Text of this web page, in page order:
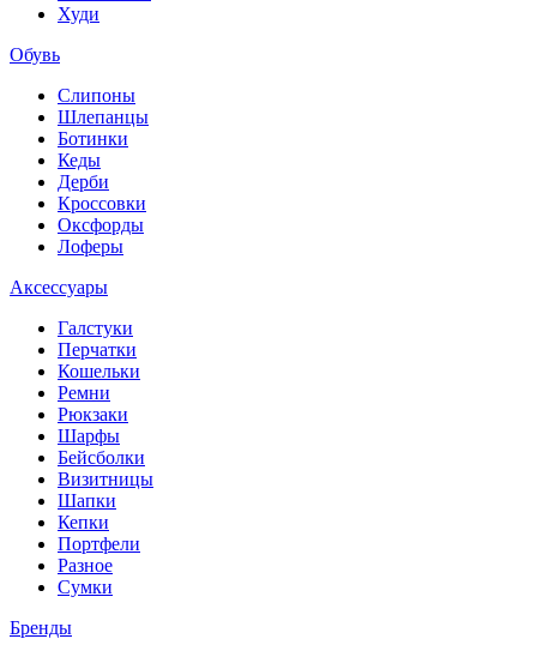
Худи
Обувь
Слипоны
Шлепанцы
Ботинки
Кеды
Дерби
Кроссовки
Оксфорды
Лоферы
Аксессуары
Галстуки
Перчатки
Кошельки
Ремни
Рюкзаки
Шарфы
Бейсболки
Визитницы
Шапки
Кепки
Портфели
Разное
Сумки
Бренды